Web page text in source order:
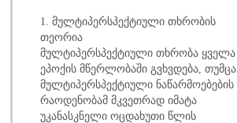
1. მულტიპერსპექტიული თხრობის
თეორია
მულტიპერსპექტიული თხრობა ყველა
ეპოქის მწერლობაში გვხვდება, თუმცა
მულტიპერსპექტიული ნაწარმოებების
რაოდენობამ მკვეთრად იმატა
უკანასკნელი ოცდახუთი წლის